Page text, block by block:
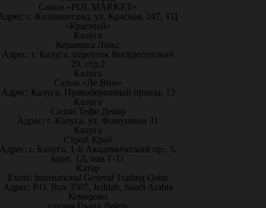
Салон «POL MARKET»
г. Калининград, ул. Красная, 247, ТЦ
«Красный»
Калуга
Керамика Люкс
Адрес: г. Калуга, переулок Воскресенский
29, стр.2
Калуга
Салон «Ле Вин»
Адрес: Калуга, Правобережный проезд, 13
Калуга
Салон Тефи Декор
Адрес: г. Калуга, ул. Фомушина 31
Калуга
Строй Край
г. Калуга, 1-й Академический пр., 5,
корп. 1Д, пав Г-11
Катар
Exotic International General Trading Qatar
Адрес: P.O. Box 3507, Jeddah, Saudi Arabia
Кемерово
студия Гранд Декор